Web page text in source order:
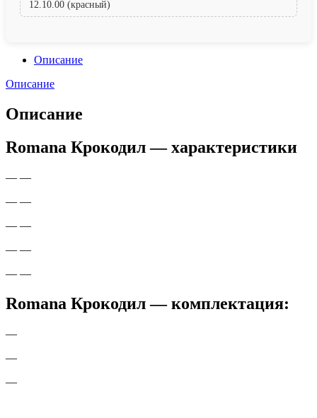
12.10.00 (красный)
Описание
Описание
Описание
Romana Крокодил — характеристики
— —
— —
— —
— —
— —
Romana Крокодил — комплектация:
—
—
—